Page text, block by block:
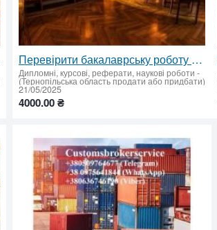
Перевірити бакалаврську роботу на унікальність
Дипломні, курсові, реферати, наукові роботи -
(Тернопільська область продати або придбати)
21/05/2025
4000.00 ₴